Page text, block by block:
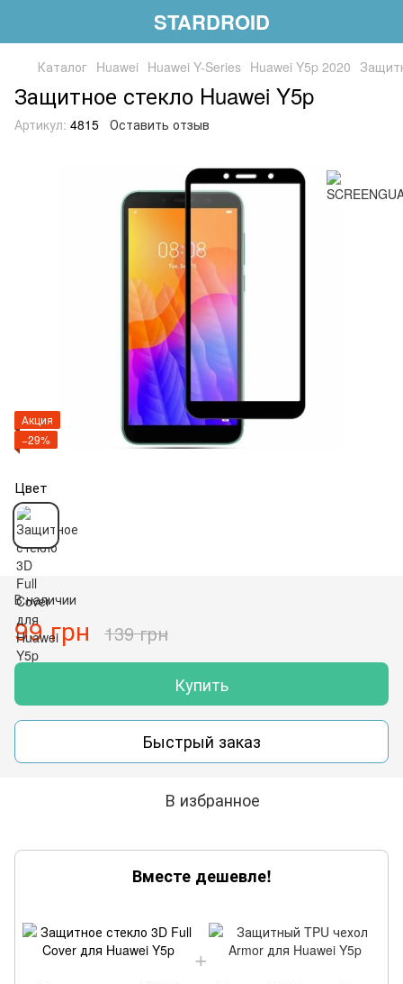
STARDROID
Каталог Huawei Huawei Y-Series Huawei Y5p 2020
Защитное стекло Huawei Y5p
Артикул: 4815 Оставить отзыв
Акция
−29%
Цвет
В наличии
99 грн 139 грн
Купить
Быстрый заказ
В избранное
Вместе дешевле!